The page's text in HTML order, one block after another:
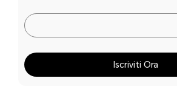
Iscriviti Ora